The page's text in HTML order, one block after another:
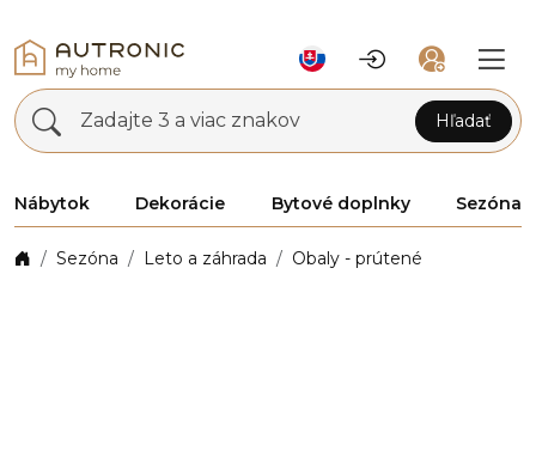
Zadajte 3 a viac znakov Hľadať
Nábytok Dekorácie Bytové doplnky Sezóna
Sezóna Leto a záhrada Obaly - prútené